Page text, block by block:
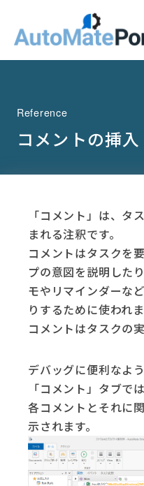
Reference
コメントの挿入
「コメント」は、タ
まれる注釈です。
コメントはタスクを
プの意図を説明した
モやリマインダーな
りするために使われま
コメントはタスクの
デバッグに便利なよ
「コメント」タブで
各コメントとそれに
示されます。